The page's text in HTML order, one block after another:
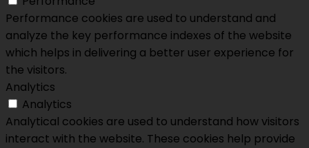
Performance cookies are used to understand and
analyze the key performance indexes of the website
which helps in delivering a better user experience for
the visitors.
Analytics
Analytics
Analytical cookies are used to understand how visitors
interact with the website. These cookies help provide